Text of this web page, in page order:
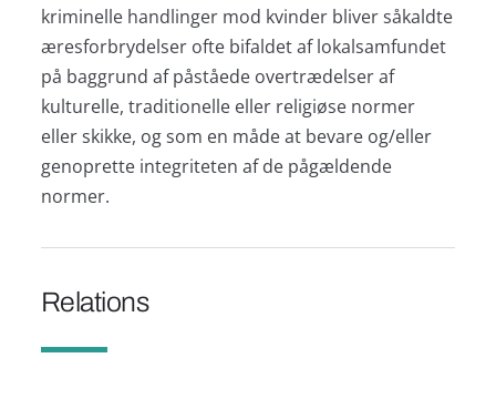
kriminelle handlinger mod kvinder bliver såkaldte
æresforbrydelser ofte bifaldet af lokalsamfundet
på baggrund af påståede overtrædelser af
kulturelle, traditionelle eller religiøse normer
eller skikke, og som en måde at bevare og/eller
genoprette integriteten af de pågældende
normer.
Relations